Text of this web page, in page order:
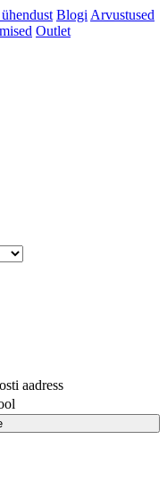
Blogi Arvustused
Outlet
aadress